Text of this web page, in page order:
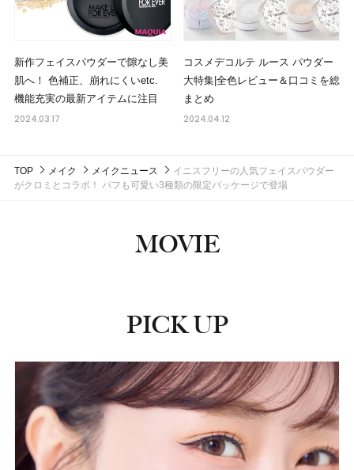
新作フェイスパウダーで隙なし美
肌へ！ 色補正、崩れにくいetc.
機能充実の最新アイテムに注目
2024.03.17
コスメデコルテ ルース パウダー
大特集|全色レビュー＆口コミを総
まとめ
2024.04.12
TOP メイク メイクニュース
イニスフリーの人気フェイスパウダー
がクロミとコラボ！ パフも可愛い3種類の限定パッケージで登場
MOVIE
PICK UP